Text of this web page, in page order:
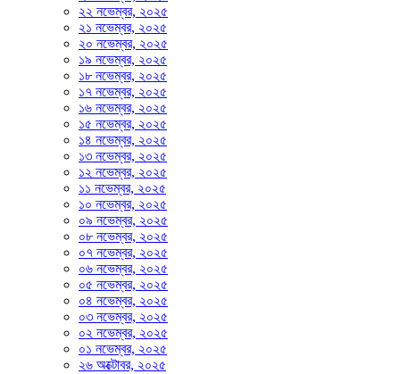
২২ নভেম্বর, ২০২৫
২১ নভেম্বর, ২০২৫
২০ নভেম্বর, ২০২৫
১৯ নভেম্বর, ২০২৫
১৮ নভেম্বর, ২০২৫
১৭ নভেম্বর, ২০২৫
১৬ নভেম্বর, ২০২৫
১৫ নভেম্বর, ২০২৫
১৪ নভেম্বর, ২০২৫
১৩ নভেম্বর, ২০২৫
১২ নভেম্বর, ২০২৫
১১ নভেম্বর, ২০২৫
১০ নভেম্বর, ২০২৫
০৯ নভেম্বর, ২০২৫
০৮ নভেম্বর, ২০২৫
০৭ নভেম্বর, ২০২৫
০৬ নভেম্বর, ২০২৫
০৫ নভেম্বর, ২০২৫
০৪ নভেম্বর, ২০২৫
০৩ নভেম্বর, ২০২৫
০২ নভেম্বর, ২০২৫
০১ নভেম্বর, ২০২৫
২৬ অক্টোবর, ২০২৫